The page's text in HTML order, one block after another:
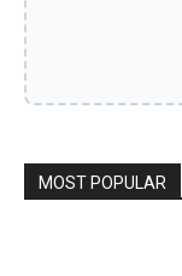
MOST POPULAR